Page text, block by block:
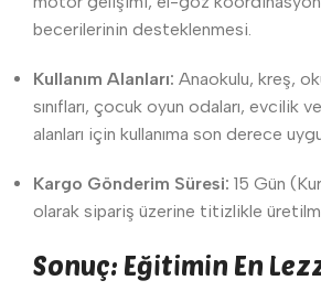
becerilerinin desteklenmesi.
Kullanım Alanları: Anaokulu, kreş,
sınıfları, çocuk oyun odaları, evcilik
alanları için kullanıma son derece
Kargo Gönderim Süresi: 15 Gün
olarak sipariş üzerine titizlikle
Sonuç: Eğitimin En